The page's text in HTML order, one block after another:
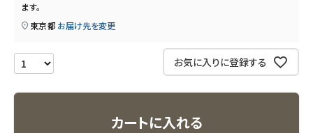
ナチュラプラス
ます。
東京都 お届け先を変更
お気に入りに登録する
カートに入れる